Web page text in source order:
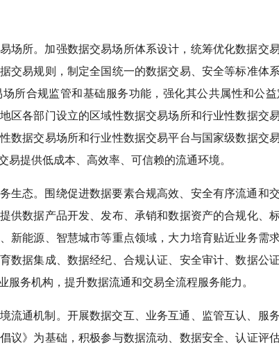
场所。加强数据交易场所体系设计，统筹优化数据交
交易规则，制定全国统一的数据交易、安全等标准体
所合规监管和基础服务功能，强化其公共属性和公
区各部门设立的区域性数据交易场所和行业性数据交
数据交易场所和行业性数据交易平台与国家级数据交
提供低成本、高效率、可信赖的流通环境。
生态。围绕促进数据要素合规高效、安全有序流通和
供数据产品开发、发布、承销和数据资产的合规化、
新能源、智慧城市等重点领域，大力培育贴近业务需
数据集成、数据经纪、合规认证、安全审计、数据公
务机构，提升数据流通和交易全流程服务能力。
流通机制。开展数据交互、业务互通、监管互认、服
议》为基础，积极参与数据流动、数据安全、认证评